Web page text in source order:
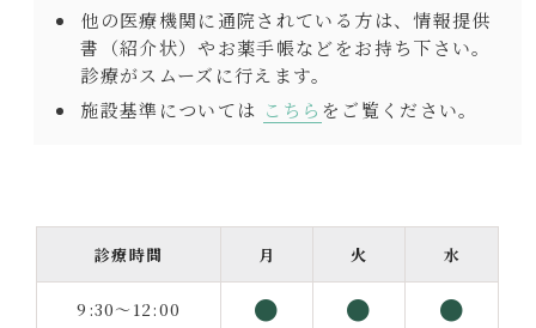
他の医療機関に通院されている方は、情報提供
書（紹介状）やお薬手帳などをお持ち下さい。
診療がスムーズに行えます。
施設基準については こちら をご覧ください。
診療時間 月 火 水
9:30～12:00 ● ● ●